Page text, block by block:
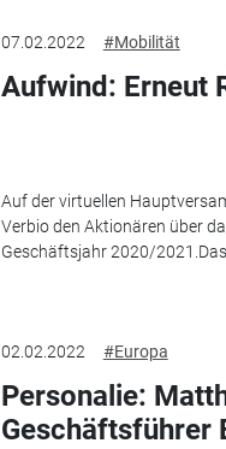
07.02.2022 #Mobilität
Aufwind: Erneut
Auf der virtuellen
Verbio den Aktionären über
Geschäftsjahr 2020/
02.02.2022 #Europa
Personalie:
Geschäftsführer